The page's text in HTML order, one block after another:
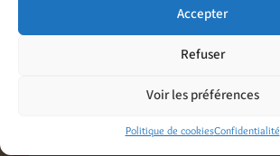
Accepter
Refuser
Voir les préférences
Politique de cookiesConfidentialité